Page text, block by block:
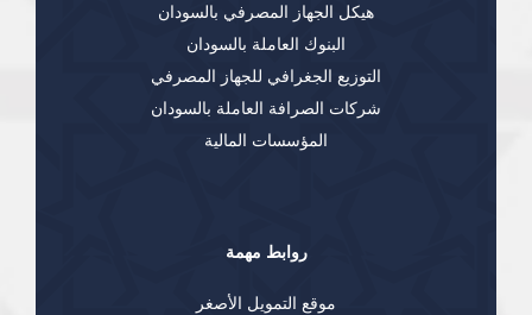
هيكل الجهاز المصرفي بالسودان
البنوك العاملة بالسودان
التوزيع الجغرافي للجهاز المصرفي
شركات الصرافة العاملة بالسودان
المؤسسات المالية
روابط مهمة
موقع التمويل الأصغر